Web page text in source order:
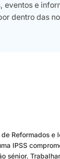
eventos e
dentro das
Reformados e
IPSS
sénior.